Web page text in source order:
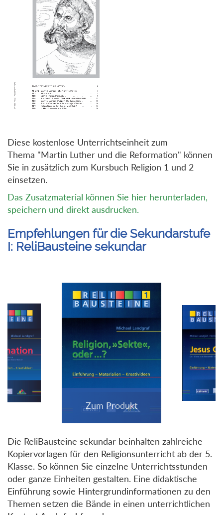
Diese kostenlose Unterrichtseinheit zum
Thema "Martin Luther und die Reformation" können
Sie in zusätzlich zum Kursbuch Religion 1 und 2
einsetzen.
Das Zusatzmaterial können Sie hier herunterladen,
speichern und direkt ausdrucken.
Empfehlungen für die Sekundarstufe
I: ReliBausteine sekundar
Die ReliBausteine sekundar beinhalten zahlreiche
Kopiervorlagen für den Religionsunterricht ab der 5.
Klasse. So können Sie einzelne Unterrichtsstunden
oder ganze Einheiten gestalten. Eine didaktische
Einführung sowie Hintergrundinformationen zu den
Themen setzen die Bände in einen unterrichtlichen